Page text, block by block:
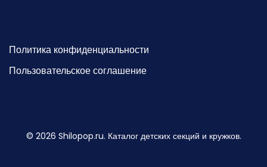
Политика конфиденциальности
Пользовательское соглашение
© 2026 Shilopop.ru. Каталог детских секций и кружков.